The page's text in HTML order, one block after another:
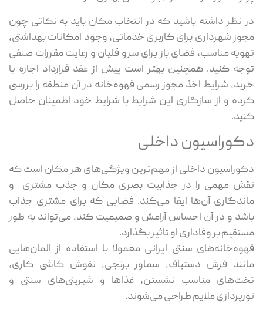
در نظر داشته باشید که در انتخاب مکان باید به نکاتی چون
مجوز شهرداری برای کاربری خدماتی، وجود امکانات بهداشتی،
تهویه مناسب، فضای باز برای سرو قلیان و رعایت مقررات صنفی
توجه کنید. همچنین بهتر است پیش از عقد قرارداد اجاره یا
خرید، شرایط اخذ مجوز رسمی قهوه‌خانه در آن منطقه را بررسی
کرده و از سازگاری این شرایط با شرایط خود اطمینان حاصل
کنید.
دکوراسیون داخلی
دکوراسیون داخلی از مهم‌ترین ویژگی‌های هر مکان است که
نقش مهمی را در جذابیت بصری مکان و جذب مشتری و
ماندگاری آن‌ها ایفا می‌کند. فضایی که برای مشتری جذاب
باشد و در آن احساس آرامش و صمیمیت کند، می‌تواند به طور
مستقیم بر وفاداری او تاثیر بگذارد.
قهوه‌خانه‌های سنتی ایرانی معمولا با استفاده از المان‌هایی
مانند فرش دستباف، سماور برنجی، نقوش کاشی کاری،
تخت‌های مناسب نشستن، غذاها و شیرینی‌های سنتی و
نورپردازی ملایم طراحی می‌شوند.